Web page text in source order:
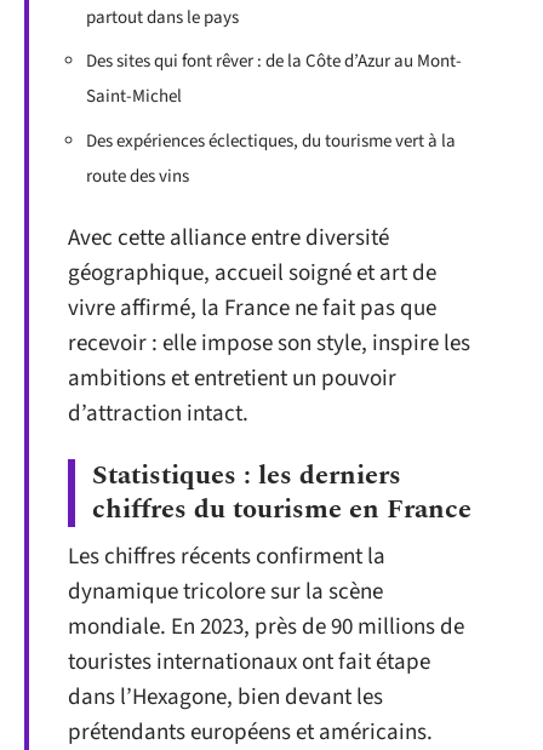
partout dans le pays
Des sites qui font rêver : de la Côte d’Azur au Mont-
Saint-Michel
Des expériences éclectiques, du tourisme vert à la
route des vins
Avec cette alliance entre diversité
géographique, accueil soigné et art de
vivre affirmé, la France ne fait pas que
recevoir : elle impose son style, inspire les
ambitions et entretient un pouvoir
d’attraction intact.
Statistiques : les derniers
chiffres du tourisme en France
Les chiffres récents confirment la
dynamique tricolore sur la scène
mondiale. En 2023, près de 90 millions de
touristes internationaux ont fait étape
dans l’Hexagone, bien devant les
prétendants européens et américains.